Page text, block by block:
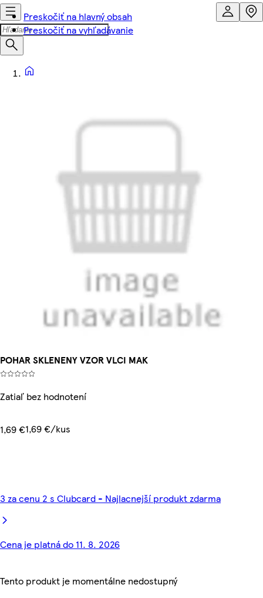
Preskočiť na hlavný obsah
Preskočiť na vyhľadávanie
POHAR SKLENENY VZOR VLCI MAK
Zatiaľ bez hodnotení
1,69 €1,69 €/kus
3 za cenu 2 s Clubcard - Najlacnejší produkt zdarma
Cena je platná do 11. 8. 2026
Tento produkt je momentálne nedostupný